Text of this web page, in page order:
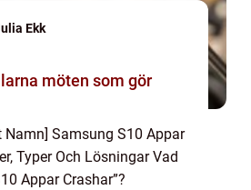
Ekk
som gör
Namn] Samsung S10 Appar
Typer Och Lösningar Vad
Appar Crashar”?